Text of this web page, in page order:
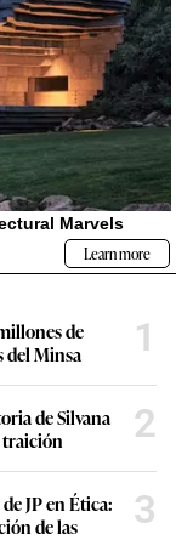
de
del Minsa
1
de Silvana
traición
2
JP en Ética:
de las
3